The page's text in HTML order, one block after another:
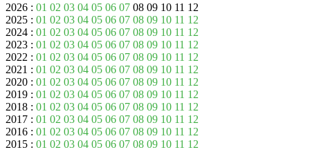
2026 : 01 02 03 04 05 06 07 08 09 10 11 12
2025 : 01 02 03 04 05 06 07 08 09 10 11 12
2024 : 01 02 03 04 05 06 07 08 09 10 11 12
2023 : 01 02 03 04 05 06 07 08 09 10 11 12
2022 : 01 02 03 04 05 06 07 08 09 10 11 12
2021 : 01 02 03 04 05 06 07 08 09 10 11 12
2020 : 01 02 03 04 05 06 07 08 09 10 11 12
2019 : 01 02 03 04 05 06 07 08 09 10 11 12
2018 : 01 02 03 04 05 06 07 08 09 10 11 12
2017 : 01 02 03 04 05 06 07 08 09 10 11 12
2016 : 01 02 03 04 05 06 07 08 09 10 11 12
2015 : 01 02 03 04 05 06 07 08 09 10 11 12